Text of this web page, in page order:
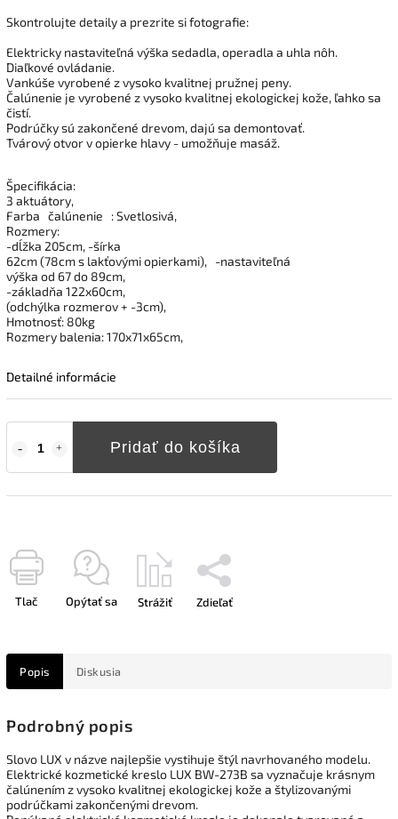
Pridať do košíka
Skontrolujte detaily a prezrite si fotografie:
Elektricky nastaviteľná výška sedadla, operadla a uhla nôh.
Diaľkové ovládanie.
Vankúše vyrobené z vysoko kvalitnej pružnej peny.
Čalúnenie je vyrobené z vysoko kvalitnej ekologickej kože, ľahko sa
čistí.
Podrúčky sú zakončené drevom, dajú sa demontovať.
Tvárový otvor v opierke hlavy - umožňuje masáž.
Špecifikácia:
3 aktuátory,
Farba čalúnenie
: Svetlosivá,
Rozmery:
-dĺžka 205cm, -šírka
62cm (78cm s lakťovými opierkami), -nastaviteľná
výška od 67 do 89cm,
-základňa 122x60cm,
(odchýlka rozmerov + -3cm),
Hmotnosť: 80kg
Rozmery balenia: 170x71x65cm,
Detailné informácie
Tlač Opýtať sa Strážiť Zdieľať
Popis Diskusia
Podrobný popis
Slovo LUX v názve najlepšie vystihuje štýl navrhovaného modelu.
Elektrické kozmetické kreslo LUX BW-273B sa vyznačuje krásnym
čalúnením z vysoko kvalitnej ekologickej kože a štylizovanými
podrúčkami zakončenými drevom.